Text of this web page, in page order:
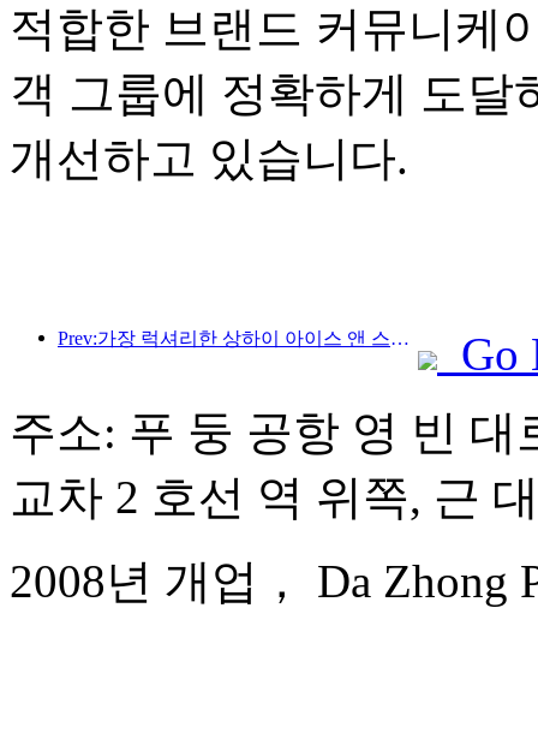
적합한 브랜드 커뮤니케
객 그룹에 정확하게 도달
개선하고 있습니다.
Prev:가장 럭셔리한 상하이 아이스 앤 스노우 월드 호텔이 공개되었습니다.
Go
주소: 푸 둥 공항 영 빈 대
교차 2 호선 역 위쪽, 근
2008년 개업， Da Zhong